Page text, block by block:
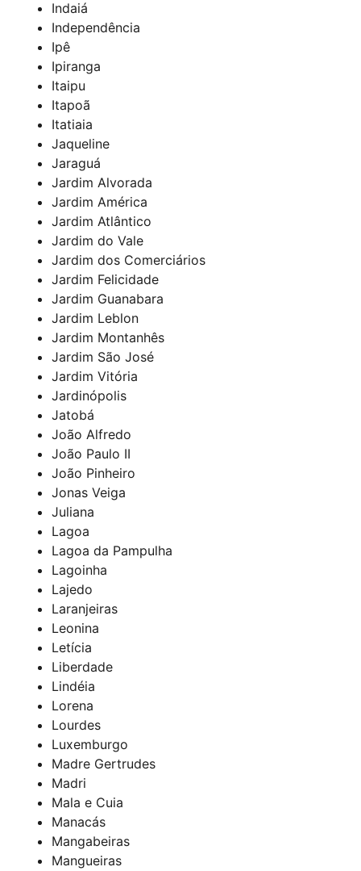
Indaiá
Independência
Ipê
Ipiranga
Itaipu
Itapoã
Itatiaia
Jaqueline
Jaraguá
Jardim Alvorada
Jardim América
Jardim Atlântico
Jardim do Vale
Jardim dos Comerciários
Jardim Felicidade
Jardim Guanabara
Jardim Leblon
Jardim Montanhês
Jardim São José
Jardim Vitória
Jardinópolis
Jatobá
João Alfredo
João Paulo II
João Pinheiro
Jonas Veiga
Juliana
Lagoa
Lagoa da Pampulha
Lagoinha
Lajedo
Laranjeiras
Leonina
Letícia
Liberdade
Lindéia
Lorena
Lourdes
Luxemburgo
Madre Gertrudes
Madri
Mala e Cuia
Manacás
Mangabeiras
Mangueiras